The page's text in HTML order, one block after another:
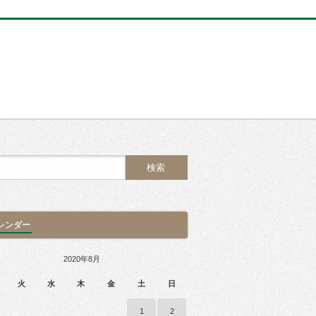
ンダー
2020年8月
火 水 木 金 土 日
1 2